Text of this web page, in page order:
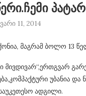
11, 2014
მაგრამ ბოლო 13
მივდივარ“,ერთგვარ
უბანია
ადგილი.